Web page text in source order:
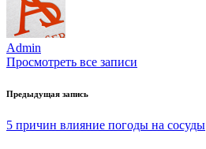
Admin
Просмотреть все записи
Навигация
по
Предыдущая запись
5 причин влияние погоды на сосуды